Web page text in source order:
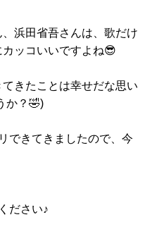
浜田省吾さんは、歌だけ
ッコいいですよね😎
きたことは幸せだな思い
か？🤣)
できてきましたので、今
ださい♪